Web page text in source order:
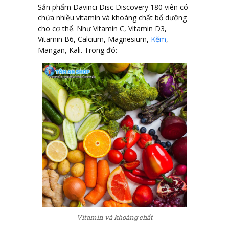
Sản phẩm Davinci Disc Discovery 180 viên có
chứa nhiều vitamin và khoáng chất bổ dưỡng
cho cơ thể. Như Vitamin C, Vitamin D3,
Vitamin B6, Calcium, Magnesium, Kẽm,
Mangan, Kali. Trong đó:
Vitamin và khoáng chất